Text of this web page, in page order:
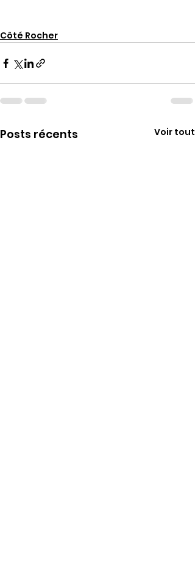
Côté Rocher
Posts récents Voir tout